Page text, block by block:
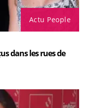
Actu People
dans les rues de